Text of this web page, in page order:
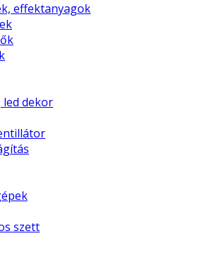
effektanyagok
led dekor
szett